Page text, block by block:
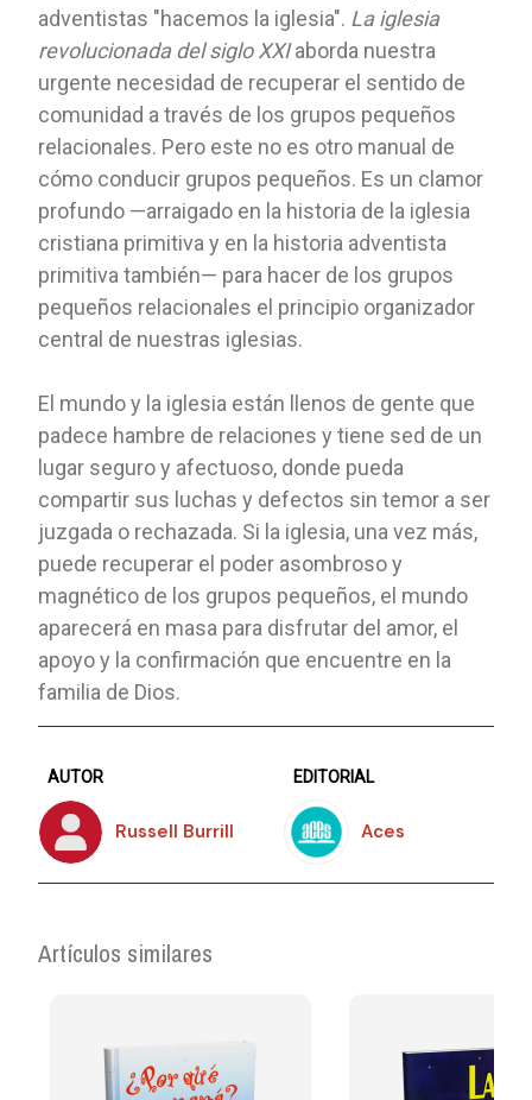
adventistas "hacemos la iglesia". La iglesia
revolucionada del siglo XXIaborda nuestra
urgente necesidad de recuperar el sentido de
comunidad a través de los grupos pequeños
relacionales. Pero este no es otro manual de
cómo conducir grupos pequeños. Es un clamor
profundo —arraigado en la historia de la iglesia
cristiana primitiva y en la historia adventista
primitiva también— para hacer de los grupos
pequeños relacionales el principio organizador
central de nuestras iglesias.
El mundo y la iglesia están llenos de gente que
padece hambre de relaciones y tiene sed de un
lugar seguro y afectuoso, donde pueda
compartir sus luchas y defectos sin temor a ser
juzgada o rechazada. Si la iglesia, una vez más,
puede recuperar el poder asombroso y
magnético de los grupos pequeños, el mundo
aparecerá en masa para disfrutar del amor, el
apoyo y la confirmación que encuentre en la
familia de Dios.
AUTOR
Russell Burrill
EDITORIAL
Aces
Artículos similares